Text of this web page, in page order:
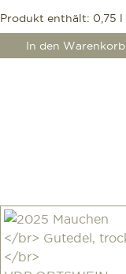
Produkt enthält: 0,75 l
In den Warenkorb